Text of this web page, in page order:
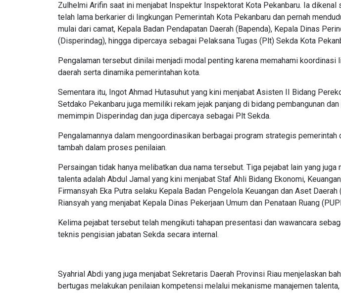
Zulhelmi Arifin saat ini menjabat Inspektur Inspektorat Kota Pekanbaru. Ia
telah lama berkarier di lingkungan Pemerintah Kota Pekanbaru dan pernah
mulai dari camat, Kepala Badan Pendapatan Daerah (Bapenda), Kepala Dinas
(Disperindag), hingga dipercaya sebagai Pelaksana Tugas (Plt) Sekda Kota
Pengalaman tersebut dinilai menjadi modal penting karena memahami koordinasi
daerah serta dinamika pemerintahan kota.
Sementara itu, Ingot Ahmad Hutasuhut yang kini menjabat Asisten II Bidang
Setdako Pekanbaru juga memiliki rekam jejak panjang di bidang pembangunan
memimpin Disperindag dan juga dipercaya sebagai Plt Sekda.
Pengalamannya dalam mengoordinasikan berbagai program strategis pemerintah
tambah dalam proses penilaian.
Persaingan tidak hanya melibatkan dua nama tersebut. Tiga pejabat lain yang
talenta adalah Abdul Jamal yang kini menjabat Staf Ahli Bidang Ekonomi,
Firmansyah Eka Putra selaku Kepala Badan Pengelola Keuangan dan Aset
Riansyah yang menjabat Kepala Dinas Pekerjaan Umum dan Penataan Ruang
Kelima pejabat tersebut telah mengikuti tahapan presentasi dan wawancara
teknis pengisian jabatan Sekda secara internal.
Syahrial Abdi yang juga menjabat Sekretaris Daerah Provinsi Riau menjelaskan
bertugas melakukan penilaian kompetensi melalui mekanisme manajemen